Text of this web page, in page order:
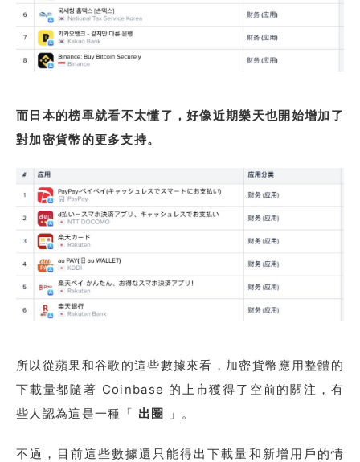
而日本的榜單就看不太懂了，好像近期樂天也開始增加了
對加密貨幣的更多支持。
所以從蘋果和谷歌的這些數據來看，加密貨幣應用整體的
下載量都隨著 Coinbase 的上市獲得了空前的關注，有
些人認為這是一種「 出圈 」。
不過，目前這些數據還只能得出下載量和新增用戶的情